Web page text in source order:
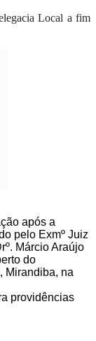
Local a fim
após a
pelo Exmº Juiz
Márcio Araújo
do
Mirandiba, na
providências